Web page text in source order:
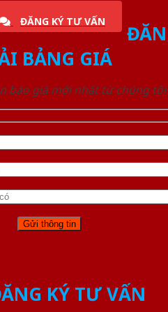
ĐĂNG KÝ TƯ VẤN
BẢNG GIÁ
báo giá mới nhất từ chúng tôi
KÝ TƯ VẤN